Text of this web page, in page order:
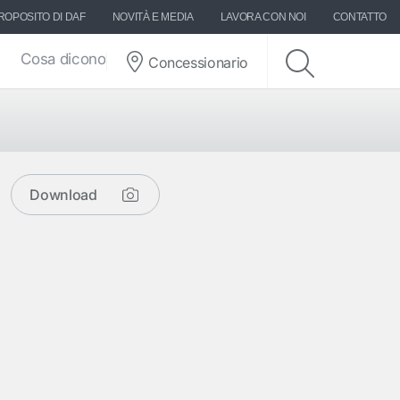
DI DAF NOVITÀ E MEDIA LAVORA CON NOI CONTATTO
Cosa dicono di DAFConcessionario
Download